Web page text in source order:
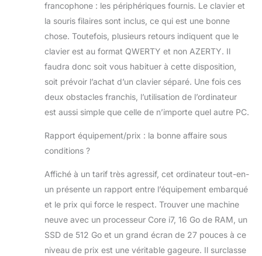
l'enseignement et
d'autres activités
quotidiennes. 【
Plusieurs ports 】
prend en charge
la connexion
simultanée de
deux moniteurs, 1
d'alimentation, 1
microphone, 1
LAN, USB 3.0 x2,
4 USB 2.0
francophone : les périphériques fournis. Le clavier et
la souris filaires sont inclus, ce qui est une bonne
chose. Toutefois, plusieurs retours indiquent que le
clavier est au format QWERTY et non AZERTY. Il
faudra donc soit vous habituer à cette disposition,
soit prévoir l’achat d’un clavier séparé. Une fois ces
deux obstacles franchis, l’utilisation de l’ordinateur
est aussi simple que celle de n’importe quel autre PC.
Rapport équipement/prix : la bonne affaire sous
conditions ?
Affiché à un tarif très agressif, cet ordinateur tout-en-
un présente un rapport entre l’équipement embarqué
et le prix qui force le respect. Trouver une machine
neuve avec un processeur Core i7, 16 Go de RAM, un
SSD de 512 Go et un grand écran de 27 pouces à ce
niveau de prix est une véritable gageure. Il surclasse